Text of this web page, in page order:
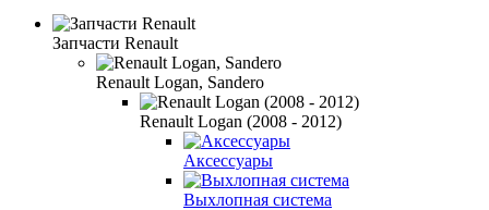
Запчасти Renault
Renault Logan, Sandero
Renault Logan (2008 - 2012)
Аксессуары
Выхлопная система